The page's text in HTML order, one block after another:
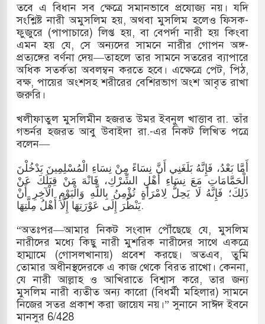
ইয়েমেন উপকূলে হামলার শিকার ভারতীয় জাহাজ
পর্যালোচনায় পোশাক রপ্তানিতে দ্বিতীয় স্থানে বাংলাদেশ
জুলাই গণঅভ্যুত্থান দিবস
একমাত্র আসামি অবসরপ্রাপ্ত সেনাসদস্য জামিনে
কেন্দ্রের ইউনিট-১ এ আবারও বিদ্যুৎ উৎপাদন
কুতুবদিয়া শিপিং চ্যানেলে জালের জড়ালে মারাত্মক
রুশ নাগরিকদের মারামারি: নিহত ১
তবে এ বিধান সব ক্ষেত্রে সমানভাবে প্রযোজ্য নয়। যদি
সংশ্লিষ্ট নারী অমুসলিম হয়, অথবা মুসলিম হলেও ফিসক-
ফুজুরে (পাপাচারে) লিপ্ত হয়, বা বেপর্দা নারী হয় কিংবা
এমন হয় যে, সে অন্যদের সামনে নারীর গোপন অঙ্গ-
প্রত্যঙ্গের বর্ণনা দেয়—তাহলে তার সামনে সতরের ব্যাপারে
অধিক সতর্কতা অবলম্বন করতে হবে। এক্ষেত্রে পেট, পিঠ,
বক্ষ, পায়ের অংশসহ শরীরের বেশিরভাগ অংশ আবৃত রাখা
জরুরি।
খলীফাতুল মুসলিমীন হজরত উমর ইবনুল খাত্তাব রা. তাঁর
গভর্নর হজরত আবু উবাইদা রা.-এর নিকট লিখিত পত্রে
বলেন—
أَمَّا بَعْدُ، فَإِنَّهُ بَلَغَنِي أَنَّ نِسَاءً مِنْ نِسَاءِ الْمُسْلِمِينَ يَدْخُلْنَ
الْحَمَّامَاتِ مَعَ نِسَاءِ أَهْلِ الشِّرْكِ، فَانْهَ مَنْ قِبَلَكَ عَنْ
ذَلِكَ؛ فَإِنَّهُ لَا يَحِلُّ لِامْرَأَةٍ تُؤْمِنُ بِاللَّهِ وَالْيَوْمِ الْآخِرِ أَنْ
يَنْظُرَ إِلَى عَوْرَتِهَا إِلَّا أَهْلُ مِلَّتِهَا.
“অতঃপর—আমার নিকট সংবাদ পৌঁছেছে যে, মুসলিম
নারীদের মধ্যে কিছু নারী মুশরিক নারীদের সাথে একত্রে
হাম্মামে (গোসলখানায়) প্রবেশ করছে। অতএব, তুমি
তোমার অধীনস্থদেরকে এ কাজ থেকে বিরত রাখো। কেননা,
যে নারী আল্লাহ ও আখিরাতে বিশ্বাস করে, তার জন্য
মুসলিম নারী ব্যতীত অন্য কারো (বিধর্মী মহিলার) সামনে
নিজের সতর প্রকাশ করা জায়েয নয়।” সুনানে সাঈদ ইবনে
মানসুর 6/428